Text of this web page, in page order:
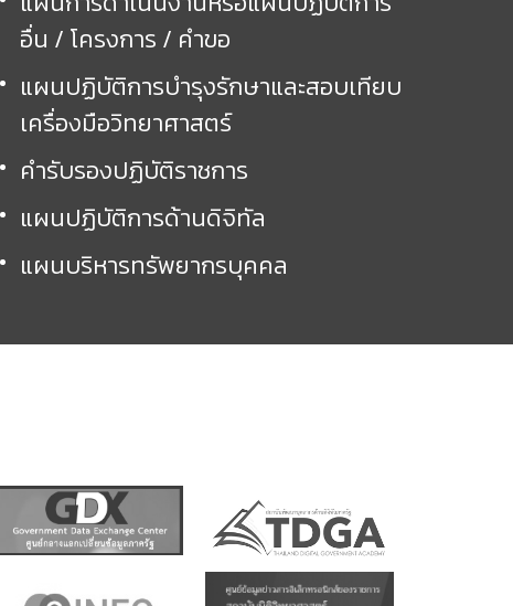
อื่น / โครงการ / คำขอ
แผนปฏิบัติการบำรุงรักษาและสอบเทียบ
เครื่องมือวิทยาศาสตร์
คำรับรองปฏิบัติราชการ
แผนปฏิบัติการด้านดิจิทัล
แผนบริหารทรัพยากรบุคคล